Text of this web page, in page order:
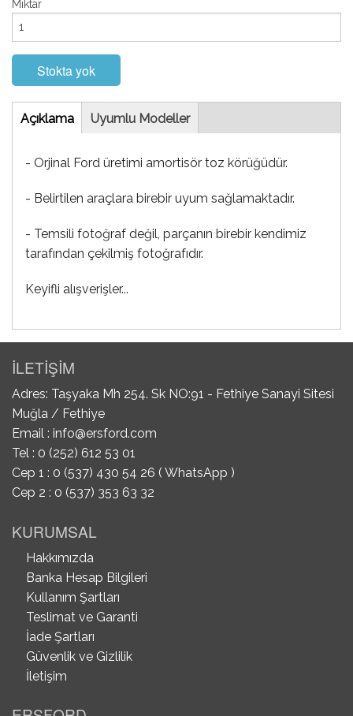
Miktar
Stokta yok
Tab
Açıklama(etkinUyumlu Modeller
- Orjinal Ford üretimi amortisör toz körüğüdür.
- Belirtilen araçlara birebir uyum sağlamaktadır.
- Temsili fotoğraf değil, parçanın birebir kendimiz
tarafından çekilmiş fotoğrafıdır.
Keyifli alışverişler...
İLETİŞİM
Adres: Taşyaka Mh 254. Sk NO:91 - Fethiye Sanayi Sitesi
Muğla / Fethiye
Email : info@ersford.com
Tel : 0 (252) 612 53 01
Cep 1 : 0 (537) 430 54 26 ( WhatsApp )
Cep 2 : 0 (537) 353 63 32
KURUMSAL
Hakkımızda
Banka Hesap Bilgileri
Kullanım Şartları
Teslimat ve Garanti
İade Şartları
Güvenlik ve Gizlilik
İletişim